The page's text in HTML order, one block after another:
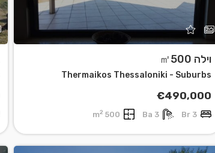
וילה ㎡500
Thermaikos Thessaloniki - Suburbs
€490,000
3 Br
3 Ba
500 m
2